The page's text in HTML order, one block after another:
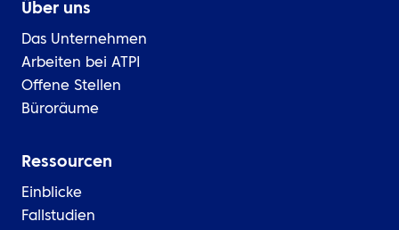
Über uns
Das Unternehmen
Arbeiten bei ATPI
Offene Stellen
Büroräume
Ressourcen
Einblicke
Fallstudien